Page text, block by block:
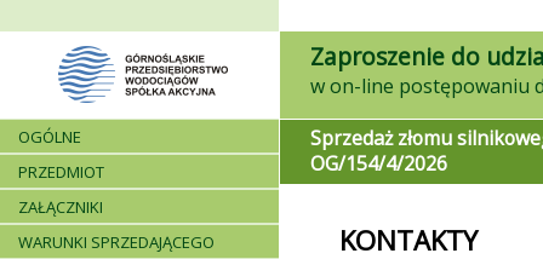
Zaproszenie do
OGÓLNE
PRZEDMIOT
ZAŁĄCZNIKI
WARUNKI SPRZEDAJĄCEGO
Sprzedaż złomu
OG/154/4/2026
KONTAKTY